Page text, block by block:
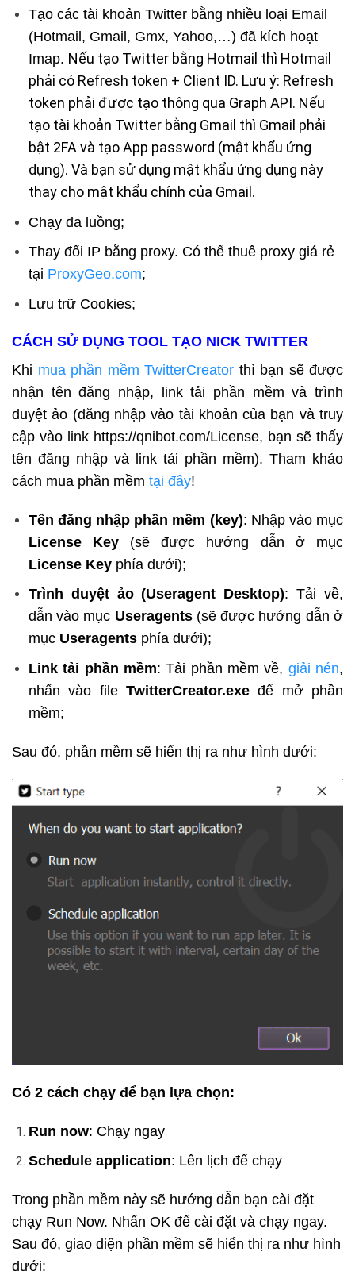
Tạo các tài khoản Twitter bằng nhiều loại Email
(Hotmail, Gmail, Gmx, Yahoo,…) đã kích hoạt
Imap. Nếu tạo Twitter bằng Hotmail thì Hotmail
phải có Refresh token + Client ID. Lưu ý: Refresh
token phải được tạo thông qua Graph API. Nếu
tạo tài khoản Twitter bằng Gmail thì Gmail phải
bật 2FA và tạo App password (mật khẩu ứng
dụng). Và bạn sử dụng mật khẩu ứng dụng này
thay cho mật khẩu chính của Gmail.
Chạy đa luồng;
Thay đổi IP bằng proxy. Có thể thuê proxy giá rẻ
tại ProxyGeo.com;
Lưu trữ Cookies;
CÁCH SỬ DỤNG TOOL TẠO NICK TWITTER
Khi mua phần mềm TwitterCreator thì bạn sẽ được
nhận tên đăng nhập, link tải phần mềm và trình
duyệt ảo (đăng nhập vào tài khoản của bạn và truy
cập vào link https://qnibot.com/License, bạn sẽ thấy
tên đăng nhập và link tải phần mềm). Tham khảo
cách mua phần mềm tại đây!
Tên đăng nhập phần mềm (key): Nhập vào mục
License Key(sẽ được hướng dẫn ở mục
License Keyphía dưới);
Trình duyệt ảo (Useragent Desktop): Tải về,
dẫn vào mục Useragents(sẽ được hướng dẫn ở
mục Useragentsphía dưới);
Link tải phần mềm: Tải phần mềm về, giải nén,
nhấn vào file TwitterCreator.exeđể mở phần
mềm;
Sau đó, phần mềm sẽ hiển thị ra như hình dưới:
Có 2 cách chạy để bạn lựa chọn:
Run now: Chạy ngay
Schedule application: Lên lịch để chạy
Trong phần mềm này sẽ hướng dẫn bạn cài đặt
chạy Run Now. Nhấn OK để cài đặt và chạy ngay.
Sau đó, giao diện phần mềm sẽ hiển thị ra như hình
dưới: